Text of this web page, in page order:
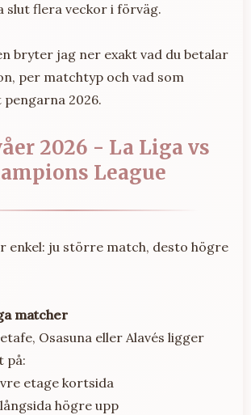
flera veckor i förväg.
bryter jag ner exakt vad du betalar
per matchtyp och vad som
2026.
2026 - La Liga vs
League
enkel: ju större match, desto högre
matcher
Osasuna eller Alavés ligger
på:
etage kortsida
högre upp